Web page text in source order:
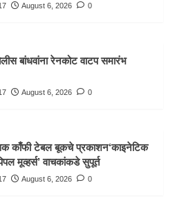
August 6, 2026 0
बांधवांना रेनकोट वाटप समारंभ
August 6, 2026 0
काँफी टेबल बूकचे प्रकाशन‘काइनेटिक
मूव्हर्स’ वाचकांकडे सुपूर्त
August 6, 2026 0